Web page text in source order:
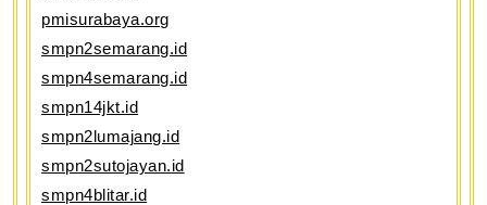
pmisurabaya.org
smpn2semarang.id
smpn4semarang.id
smpn14jkt.id
smpn2lumajang.id
smpn2sutojayan.id
smpn4blitar.id